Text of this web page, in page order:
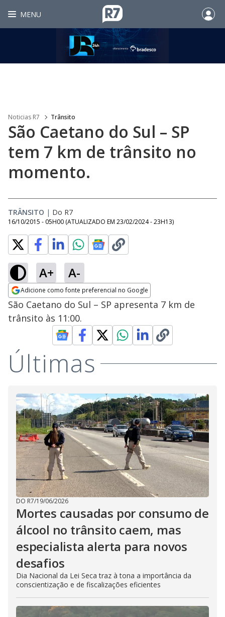
MENU
Noticias R7 Trânsito
São Caetano do Sul – SP
tem 7 km de trânsito no
momento.
TRÂNSITO | Do R7
16/10/2015 - 05H00 (ATUALIZADO EM 23/02/2024 - 23H13)
A+ A-
Adicione como fonte preferencial no Google
Opens in new window
São Caetano do Sul – SP apresenta 7 km de
trânsito às 11:00.
Últimas
DO R7/19/06/2026
Mortes causadas por consumo de
álcool no trânsito caem, mas
especialista alerta para novos
desafios
Dia Nacional da Lei Seca traz à tona a importância da
conscientização e de fiscalizações eficientes